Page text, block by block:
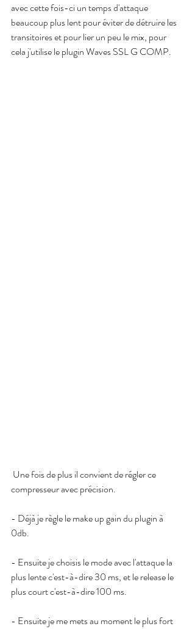
avec cette fois-ci un temps d'attaque
beaucoup plus lent pour éviter de détruire les
transitoires et pour lier un peu le mix, pour
cela j'utilise le plugin Waves SSL G COMP.
compresseur avec précision.
- Déjà je règle le make up gain du plugin à
0db.
- Ensuite je choisis le mode avec l'attaque la
plus lente c'est-à-dire 30 ms, et le release le
plus court c'est-à-dire 100 ms.
- Ensuite je me mets au moment le plus fort